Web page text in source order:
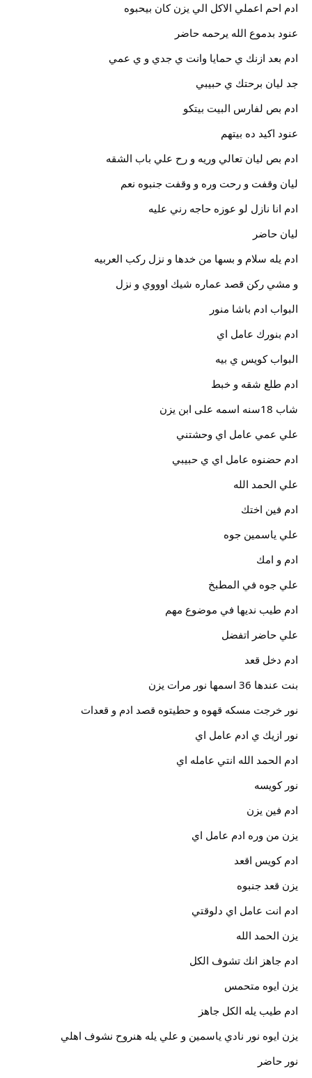
ادم احم اعملي الاكل الي يزن كان بيحبوه
عنود بدموع الله يرحمه حاضر
ادم بعد ازنك ي حمايا وانت ي جدي و ي عمي
جد ليان برحتك ي حبيبي
ادم بص لفارس البيت بيتكو
عنود اكيد ده بيتهم
ادم بص ليان تعالي وريه و رح علي باب الشقه
ليان وقفت و رحت وره و وقفت جنبوه نعم
ادم انا نازل لو عوزه حاجه رني عليه
ليان حاضر
ادم يله سلام و بسها من خدها و نزل ركب العربيه
و مشي ركن قصد عماره شيك اوووي و نزل
البواب ادم باشا منور
ادم بنورك عامل اي
البواب كويس ي بيه
ادم طلع شقه و خبط
شاب 18سنه اسمه على ابن يزن
علي عمي عامل اي وحشتني
ادم حضنوه عامل اي ي حبيبي
علي الحمد الله
ادم فين اختك
علي ياسمين جوه
ادم و امك
علي جوه في المطبخ
ادم طيب نديها في موضوع مهم
علي حاضر اتفضل
ادم دخل قعد
بنت عندها 36 اسمها نور مرات يزن
نور خرجت مسكه قهوه و حطيتوه قصد ادم و قعدات
نور ازيك ي ادم عامل اي
ادم الحمد الله انتي عامله اي
نور كويسه
ادم فين يزن
يزن من وره ادم عامل اي
ادم كويس اقعد
يزن قعد جنبوه
ادم انت عامل اي دلوقتي
يزن الحمد الله
ادم جاهز انك تشوف الكل
يزن ايوه متحمس
ادم طيب يله الكل جاهز
يزن ايوه نور نادي ياسمين و علي يله هنروح نشوف اهلي
نور حاضر